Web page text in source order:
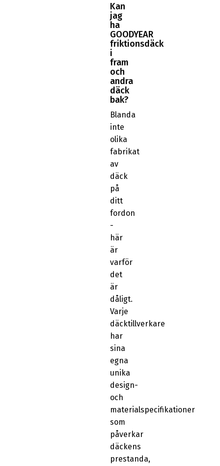
Kan
jag
ha
GOODYEAR
friktionsdäck
i
fram
och
andra
däck
bak?
Blanda
inte
olika
fabrikat
av
däck
på
ditt
fordon
-
här
är
varför
det
är
dåligt.
Varje
däcktillverkare
har
sina
egna
unika
design-
och
materialspecifikationer
som
påverkar
däckens
prestanda,